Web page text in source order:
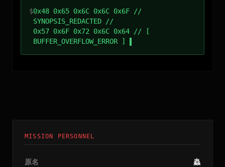
$0x48 0x65 0x6C 0x6C 0x6F //
SYNOPSIS_REDACTED //
0x57 0x6F 0x72 0x6C 0x64 // [
BUFFER_OVERFLOW_ERROR ]
MISSION PERSONNEL
原名 蟲